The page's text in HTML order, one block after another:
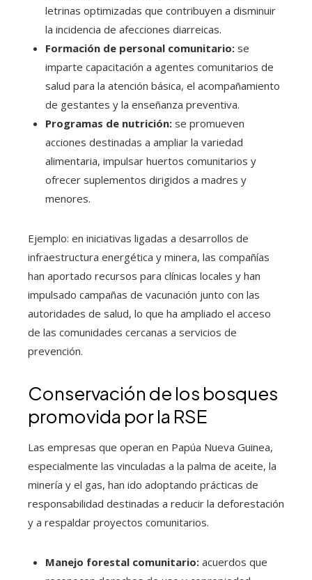
letrinas optimizadas que contribuyen a disminuir
la incidencia de afecciones diarreicas.
Formación de personal comunitario: se
imparte capacitación a agentes comunitarios de
salud para la atención básica, el acompañamiento
de gestantes y la enseñanza preventiva.
Programas de nutrición: se promueven
acciones destinadas a ampliar la variedad
alimentaria, impulsar huertos comunitarios y
ofrecer suplementos dirigidos a madres y
menores.
Ejemplo: en iniciativas ligadas a desarrollos de
infraestructura energética y minera, las compañías
han aportado recursos para clínicas locales y han
impulsado campañas de vacunación junto con las
autoridades de salud, lo que ha ampliado el acceso
de las comunidades cercanas a servicios de
prevención.
Conservación de los bosques
promovida por la RSE
Las empresas que operan en Papúa Nueva Guinea,
especialmente las vinculadas a la palma de aceite, la
minería y el gas, han ido adoptando prácticas de
responsabilidad destinadas a reducir la deforestación
y a respaldar proyectos comunitarios.
Manejo forestal comunitario: acuerdos que